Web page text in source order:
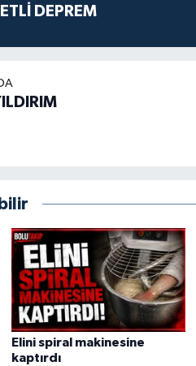
DEPREM
Elini spiral makinesine
kaptırdı